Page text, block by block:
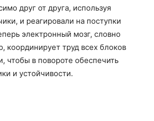
друг от друга, используя
и реагировали на поступки
электронный мозг, словно
координирует труд всех блоков
чтобы в повороте обеспечить
и устойчивости.